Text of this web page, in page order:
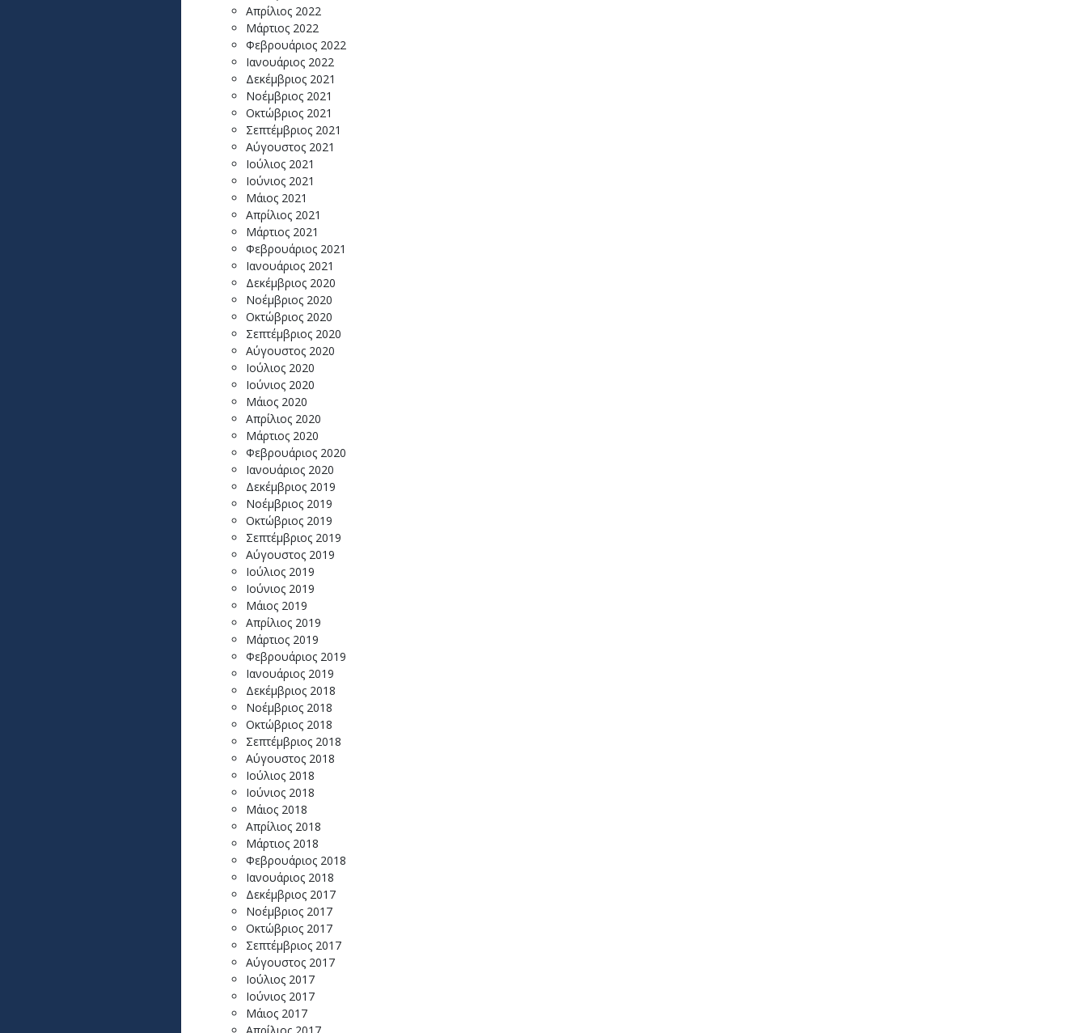
Απρίλιος 2022
Μάρτιος 2022
Φεβρουάριος 2022
Ιανουάριος 2022
Δεκέμβριος 2021
Νοέμβριος 2021
Οκτώβριος 2021
Σεπτέμβριος 2021
Αύγουστος 2021
Ιούλιος 2021
Ιούνιος 2021
Μάιος 2021
Απρίλιος 2021
Μάρτιος 2021
Φεβρουάριος 2021
Ιανουάριος 2021
Δεκέμβριος 2020
Νοέμβριος 2020
Οκτώβριος 2020
Σεπτέμβριος 2020
Αύγουστος 2020
Ιούλιος 2020
Ιούνιος 2020
Μάιος 2020
Απρίλιος 2020
Μάρτιος 2020
Φεβρουάριος 2020
Ιανουάριος 2020
Δεκέμβριος 2019
Νοέμβριος 2019
Οκτώβριος 2019
Σεπτέμβριος 2019
Αύγουστος 2019
Ιούλιος 2019
Ιούνιος 2019
Μάιος 2019
Απρίλιος 2019
Μάρτιος 2019
Φεβρουάριος 2019
Ιανουάριος 2019
Δεκέμβριος 2018
Νοέμβριος 2018
Οκτώβριος 2018
Σεπτέμβριος 2018
Αύγουστος 2018
Ιούλιος 2018
Ιούνιος 2018
Μάιος 2018
Απρίλιος 2018
Μάρτιος 2018
Φεβρουάριος 2018
Ιανουάριος 2018
Δεκέμβριος 2017
Νοέμβριος 2017
Οκτώβριος 2017
Σεπτέμβριος 2017
Αύγουστος 2017
Ιούλιος 2017
Ιούνιος 2017
Μάιος 2017
Απρίλιος 2017